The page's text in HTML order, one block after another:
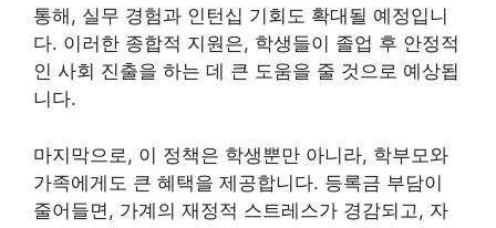
통해, 실무 경험과 인턴십 기회도 확대될 예정입니
다. 이러한 종합적 지원은, 학생들이 졸업 후 안정적
인 사회 진출을 하는 데 큰 도움을 줄 것으로 예상됩
니다.
마지막으로, 이 정책은 학생뿐만 아니라, 학부모와
가족에게도 큰 혜택을 제공합니다. 등록금 부담이
줄어들면, 가계의 재정적 스트레스가 경감되고, 자